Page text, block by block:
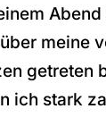
meine
getreten
ich stark